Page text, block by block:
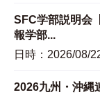
SFC学部説明会
報学部...
日時：2026/08/
2026九州・沖縄